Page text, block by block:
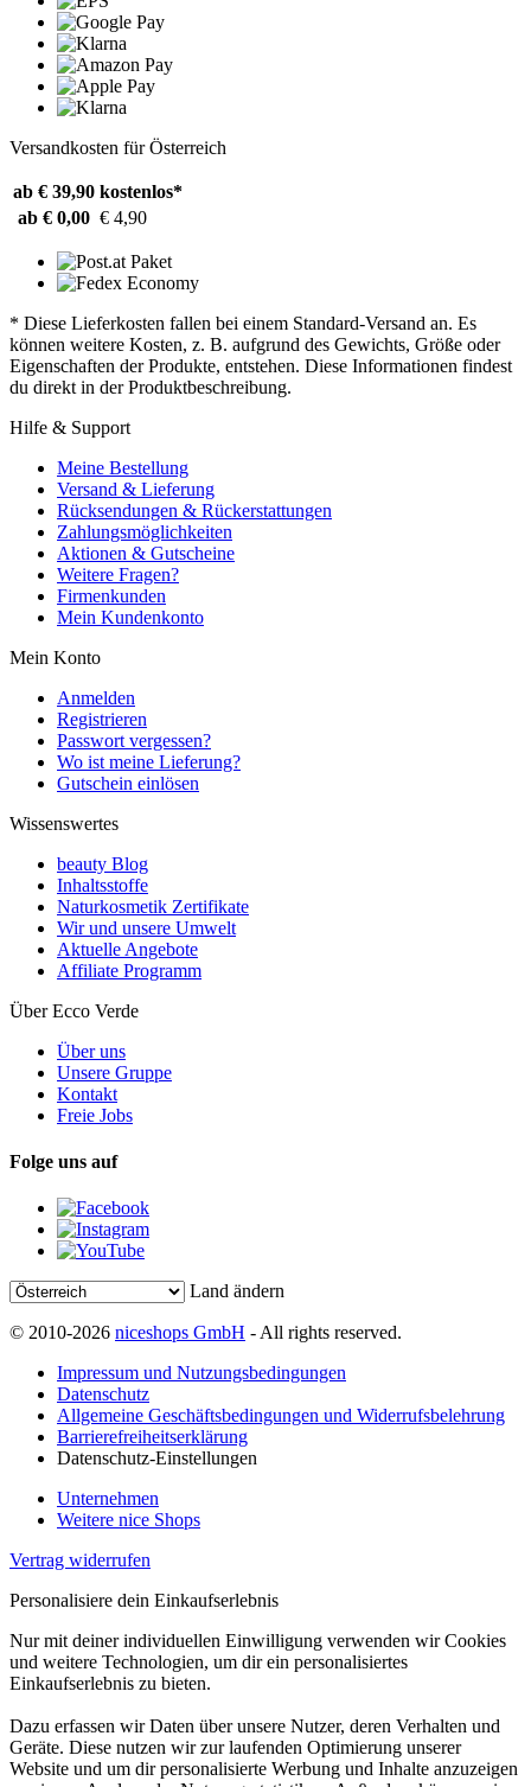
Versandkosten für Österreich
ab € 39,90 kostenlos*
ab € 0,00 € 4,90
* Diese Lieferkosten fallen bei einem Standard-Versand an. Es
können weitere Kosten, z. B. aufgrund des Gewichts, Größe oder
Eigenschaften der Produkte, entstehen. Diese Informationen findest
du direkt in der Produktbeschreibung.
Hilfe & Support
Meine Bestellung
Versand & Lieferung
Rücksendungen & Rückerstattungen
Zahlungsmöglichkeiten
Aktionen & Gutscheine
Weitere Fragen?
Firmenkunden
Mein Kundenkonto
Mein Konto
Anmelden
Registrieren
Passwort vergessen?
Wo ist meine Lieferung?
Gutschein einlösen
Wissenswertes
beauty Blog
Inhaltsstoffe
Naturkosmetik Zertifikate
Wir und unsere Umwelt
Aktuelle Angebote
Affiliate Programm
Über Ecco Verde
Über uns
Unsere Gruppe
Kontakt
Freie Jobs
Folge uns auf
Land ändern
© 2010-2026 niceshops GmbH - All rights reserved.
Impressum und Nutzungsbedingungen
Datenschutz
Allgemeine Geschäftsbedingungen und Widerrufsbelehrung
Barrierefreiheitserklärung
Datenschutz-Einstellungen
Unternehmen
Weitere nice Shops
Vertrag widerrufen
Personalisiere dein Einkaufserlebnis
Nur mit deiner individuellen Einwilligung verwenden wir Cookies
und weitere Technologien, um dir ein personalisiertes
Einkaufserlebnis zu bieten.
Dazu erfassen wir Daten über unsere Nutzer, deren Verhalten und
Geräte. Diese nutzen wir zur laufenden Optimierung unserer
Website und um dir personalisierte Werbung und Inhalte anzuzeigen